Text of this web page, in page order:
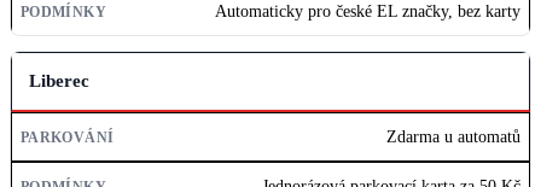
Automaticky pro české EL značky, bez karty
Liberec
Zdarma u automatů